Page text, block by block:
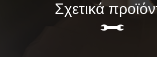
Σχετικά